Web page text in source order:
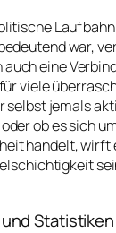
war,
auch eine
viele
selbst jemals
ob es sich
handelt, wirft
Statistiken